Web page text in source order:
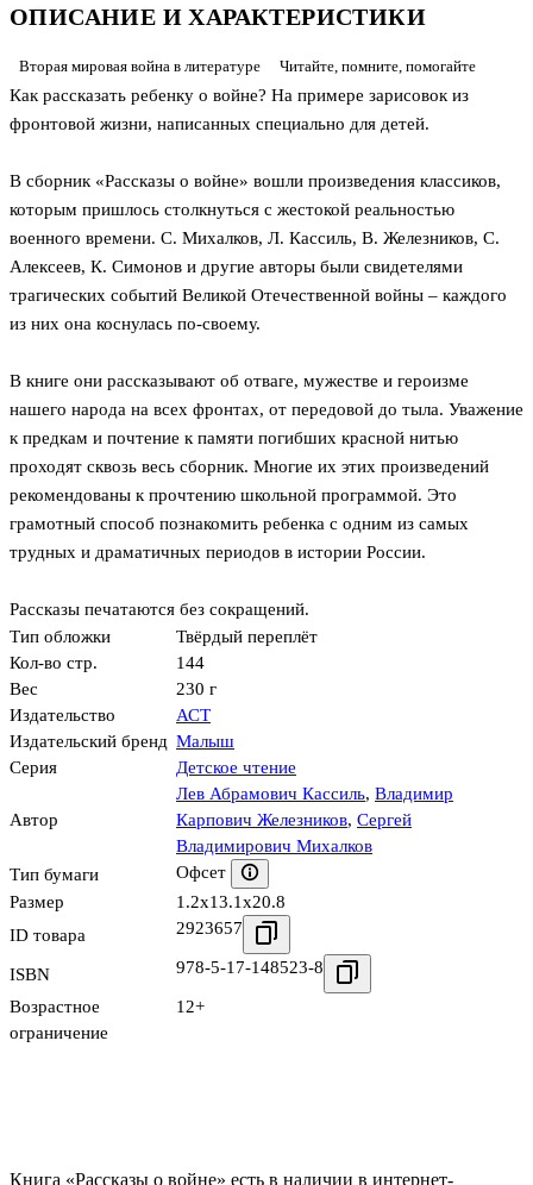
ОПИСАНИЕ И ХАРАКТЕРИСТИКИ
Вторая мировая война в литературе Читайте, помните, помогайте
Как рассказать ребенку о войне? На примере зарисовок из
фронтовой жизни, написанных специально для детей.
В сборник «Рассказы о войне» вошли произведения классиков,
которым пришлось столкнуться с жестокой реальностью
военного времени. С. Михалков, Л. Кассиль, В. Железников, С.
Алексеев, К. Симонов и другие авторы были свидетелями
трагических событий Великой Отечественной войны – каждого
из них она коснулась по-своему.
В книге они рассказывают об отваге, мужестве и героизме
нашего народа на всех фронтах, от передовой до тыла. Уважение
к предкам и почтение к памяти погибших красной нитью
проходят сквозь весь сборник. Многие их этих произведений
рекомендованы к прочтению школьной программой. Это
грамотный способ познакомить ребенка с одним из самых
трудных и драматичных периодов в истории России.
Рассказы печатаются без сокращений.
Тип обложки
Твёрдый переплёт
Кол-во стр.
144
Вес
230 г
Издательство
АСТ
Издательский бренд Малыш
Серия
Детское чтение
Автор
Лев Абрамович Кассиль, Владимир
Карпович Железников, Сергей
Владимирович Михалков
Тип бумаги
Офсет
Размер
1.2x13.1x20.8
ID товара
2923657
ISBN 978-5-17-148523-8
Возрастное
ограничение
12+
Книга «Рассказы о войне» есть в наличии в интернет-